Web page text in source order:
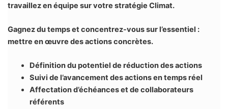
travaillez en équipe sur votre stratégie Climat.
Gagnez du temps et concentrez-vous sur l’essentiel :
mettre en œuvre des actions concrètes.
Définition du potentiel de réduction des actions
Suivi de l’avancement des actions en temps réel
Affectation d’échéances et de collaborateurs
référents